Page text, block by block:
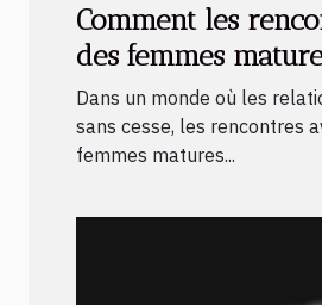
Comment les
des femmes
transforment-elles
relations
Dans un monde où les
sans cesse, les rencontres
femmes matures...